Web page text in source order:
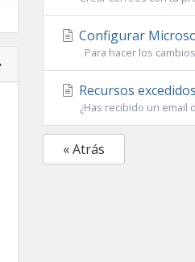
Configurar
Para hacer los
Recursos
¿Has recibido un email
« Atrás